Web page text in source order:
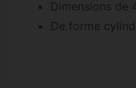
Dimensions de
De forme